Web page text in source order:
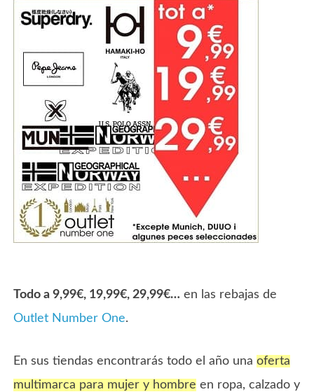
Todo a 9,99€, 19,99€, 29,99€… en las rebajas de
Outlet Number One.
En sus tiendas encontrarás todo el año unaoferta
multimarca para mujer y hombre en ropa, calzado y